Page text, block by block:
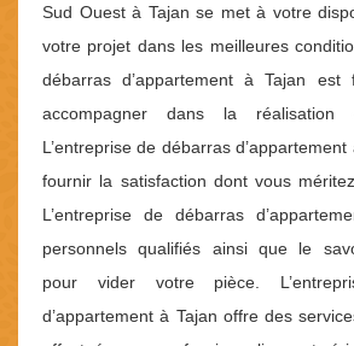
Sud Ouest à Tajan se met à votre
votre projet dans les meilleures
débarras d’appartement à Tajan est
accompagner dans la réalisation
L’entreprise de débarras
fournir la satisfaction dont vous
L’entreprise de débarras
personnels qualifiés ainsi que le
pour vider votre pièce.
d’appartement à Tajan offre des